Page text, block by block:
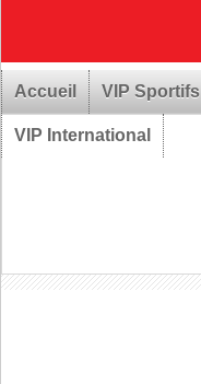
Accueil VIP Sportifs
VIP International